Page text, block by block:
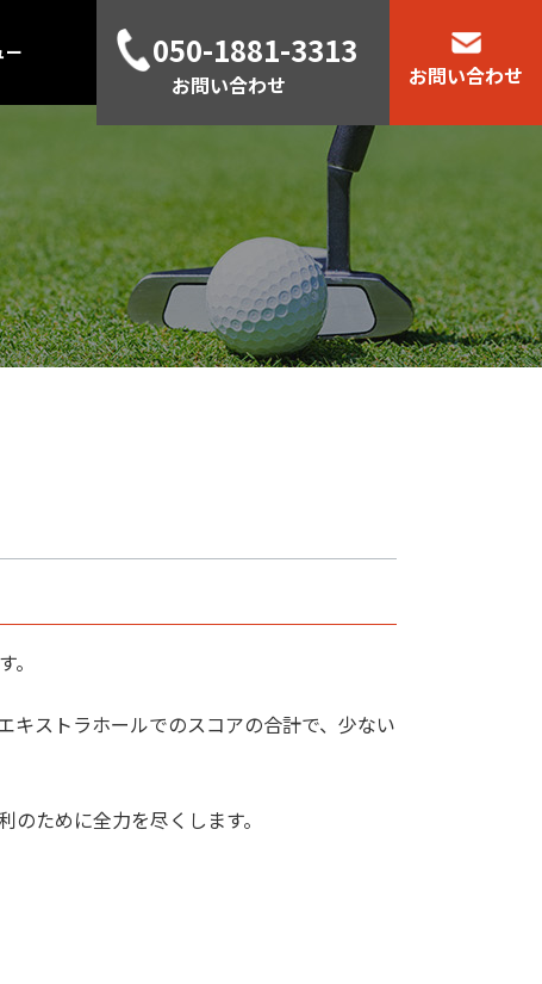
ー 050-1881-3313
お問い合わせ お問い合わせ
キストラホールでのスコアの合計で、少ない
ために全力を尽くします。